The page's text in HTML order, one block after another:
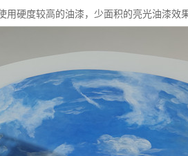
硬度较高的油漆，少面积的亮光油漆效果